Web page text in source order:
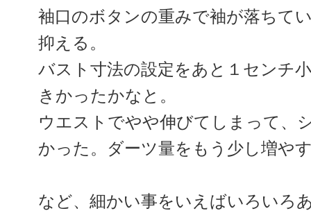
袖口のボタンの重みで袖が落ちて
抑える。
バスト寸法の設定をあと１センチ
きかったかなと。
ウエストでやや伸びてしまって、
かった。ダーツ量をもう少し増や
など、細かい事をいえばいろいろ